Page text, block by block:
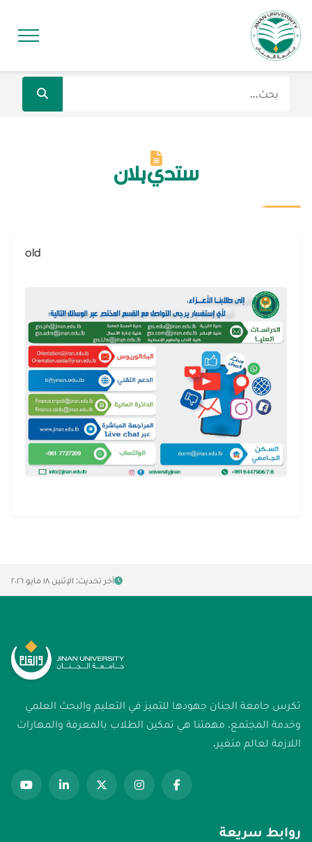
ستدي بلان
old
آخر تحديث: الإثنين ١٨ مايو ٢٠٢٦
تكرس جامعة الجنان جهودها للتميز في التعليم والبحث العلمي
وخدمة المجتمع. مهمتنا هي تمكين الطلاب بالمعرفة والمهارات
اللازمة لعالم متغير.
روابط سريعة